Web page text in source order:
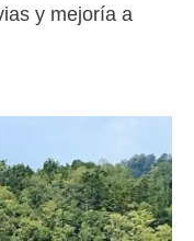
y mejoría a